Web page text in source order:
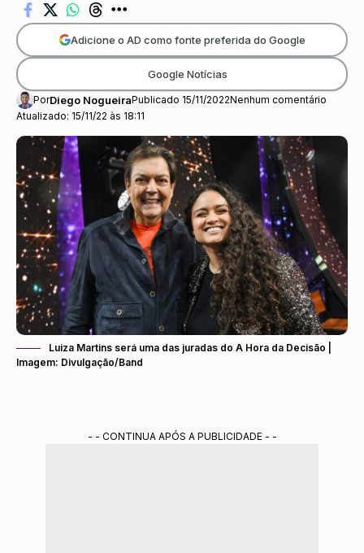
Atualizado: 15/11/22 às 18:11
PorDiego NogueiraPublicado 15/11/2022Nenhum comentário
Adicione o AD como fonte preferida do Google
Google Notícias
Luiza Martins será uma das juradas do A Hora da Decisão |
Imagem: Divulgação/Band
- - CONTINUA APÓS A PUBLICIDADE - -